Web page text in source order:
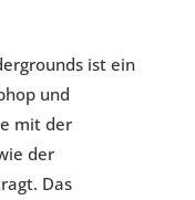
ist ein
und
mit der
der
Das